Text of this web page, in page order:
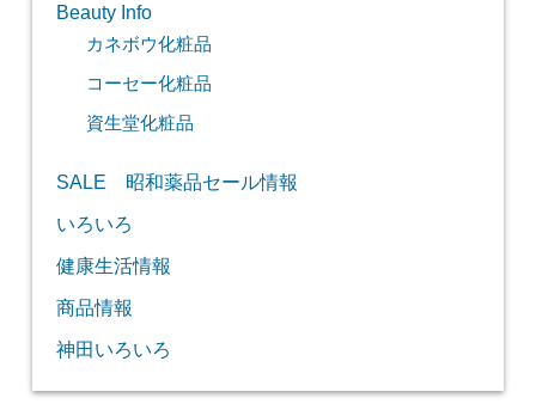
Beauty Info
カネボウ化粧品
コーセー化粧品
資生堂化粧品
SALE 昭和薬品セール情報
いろいろ
健康生活情報
商品情報
神田いろいろ